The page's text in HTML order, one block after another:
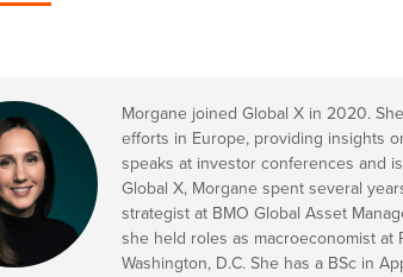
Morgane joined Global X in 2020.
efforts in Europe, providing insights
speaks at investor conferences and
Global X, Morgane spent several
strategist at BMO Global Asset
she held roles as macroeconomist at
Washington, D.C. She has a BSc in